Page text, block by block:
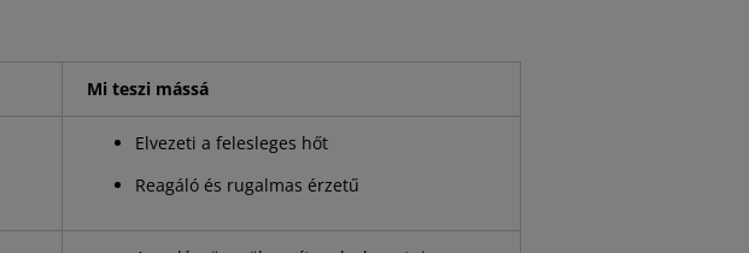
Mi teszi mássá
Elvezeti a felesleges hőt
Reagáló és rugalmas érzetű